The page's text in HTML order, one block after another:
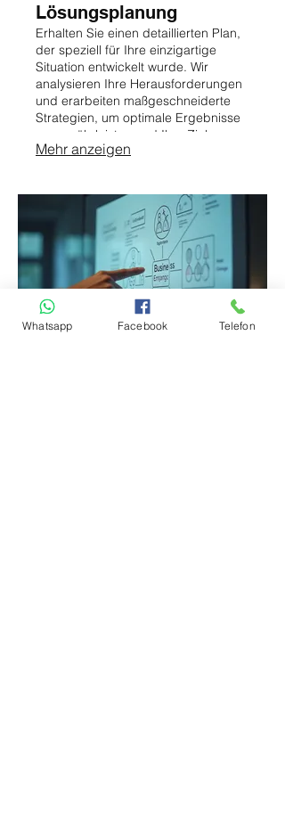
Lösungsplanung
Erhalten Sie einen detaillierten Plan,
der speziell für Ihre einzigartige
Situation entwickelt wurde. Wir
analysieren Ihre Herausforderungen
und erarbeiten maßgeschneiderte
Strategien, um optimale Ergebnisse
zu gewährleisten und Ihre Ziele zu
erreichen.
Mehr anzeigen
Whatsapp Facebook Telefon